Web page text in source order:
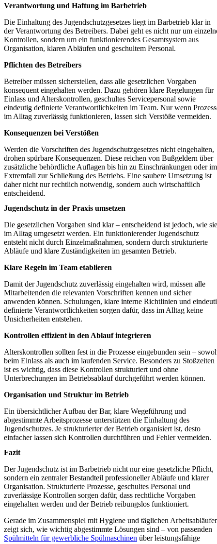
Verantwortung und Haftung im Barbetrieb
Die Einhaltung des Jugendschutzgesetzes liegt im Barbetrieb klar in
der Verantwortung des Betreibers. Dabei geht es nicht nur um
Kontrollen, sondern um ein funktionierendes Gesamtsystem aus
Organisation, klaren Abläufen und geschultem Personal.
Pflichten des Betreibers
Betreiber müssen sicherstellen, dass alle gesetzlichen Vorgaben
konsequent eingehalten werden. Dazu gehören klare Regelungen für
Einlass und Alterskontrollen, geschultes Servicepersonal sowie
eindeutig definierte Verantwortlichkeiten im Team. Nur wenn
im Alltag zuverlässig funktionieren, lassen sich Verstöße vermeiden.
Konsequenzen bei Verstößen
Werden die Vorschriften des Jugendschutzgesetzes nicht eingehalten,
drohen spürbare Konsequenzen. Diese reichen von Bußgeldern über
zusätzliche behördliche Auflagen bis hin zu Einschränkungen oder im
Extremfall zur Schließung des Betriebs. Eine saubere Umsetzung ist
daher nicht nur rechtlich notwendig, sondern auch wirtschaftlich
entscheidend.
Jugendschutz in der Praxis umsetzen
Die gesetzlichen Vorgaben sind klar – entscheidend ist jedoch, wie sie
im Alltag umgesetzt werden. Ein funktionierender Jugendschutz
entsteht nicht durch Einzelmaßnahmen, sondern durch strukturierte
Abläufe und klare Zuständigkeiten im gesamten Betrieb.
Klare Regeln im Team etablieren
Damit der Jugendschutz zuverlässig eingehalten wird, müssen alle
Mitarbeitenden die relevanten Vorschriften kennen und sicher
anwenden können. Schulungen, klare interne Richtlinien und
definierte Verantwortlichkeiten sorgen dafür, dass im Alltag keine
Unsicherheiten entstehen.
Kontrollen effizient in den Ablauf integrieren
Alterskontrollen sollten fest in die Prozesse eingebunden sein –
beim Einlass als auch im laufenden Service. Besonders zu Stoßzeiten
ist es wichtig, dass diese Kontrollen strukturiert und ohne
Unterbrechungen im Betriebsablauf durchgeführt werden können.
Organisation und Struktur im Betrieb
Ein übersichtlicher Aufbau der Bar, klare Wegeführung und
abgestimmte Arbeitsprozesse unterstützen die Einhaltung des
Jugendschutzes. Je strukturierter der Betrieb organisiert ist, desto
einfacher lassen sich Kontrollen durchführen und Fehler vermeiden.
Fazit
Der Jugendschutz ist im Barbetrieb nicht nur eine gesetzliche Pflicht,
sondern ein zentraler Bestandteil professioneller Abläufe und klarer
Organisation. Strukturierte Prozesse, geschultes Personal und
zuverlässige Kontrollen sorgen dafür, dass rechtliche Vorgaben
eingehalten werden und der Betrieb reibungslos funktioniert.
Gerade im Zusammenspiel mit Hygiene und täglichen
zeigt sich, wie wichtig abgestimmte Lösungen sind – von passenden
Spülmitteln für gewerbliche Spülmaschinen über leistungsfähige